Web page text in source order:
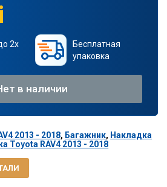
2х
Бесплатная
упаковка
в наличии
2013 - 2018, Багажник, Накладка
Toyota RAV4 2013 - 2018